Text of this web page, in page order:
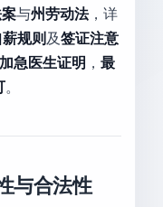
与州劳动法，详
规则 及签证注意
急医生证明 ，最
。
与合法性